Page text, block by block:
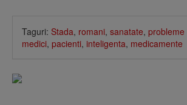
Taguri: Stada, romani, sanatate, probleme
medici, pacienti, inteligenta, medicamente